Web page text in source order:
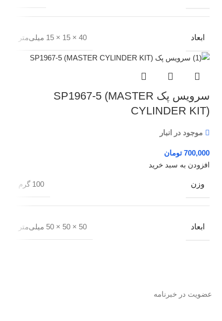
ابعاد 40 × 15 × 15 میلی‌متر
سرویس پک SP1967-5 (MASTER
CYLINDER KIT)
موجود در انبار
تومان
افزودن به سبد خرید
وزن 100 گرم
ابعاد 50 × 50 × 50 میلی‌متر
عضویت در خبرنامه